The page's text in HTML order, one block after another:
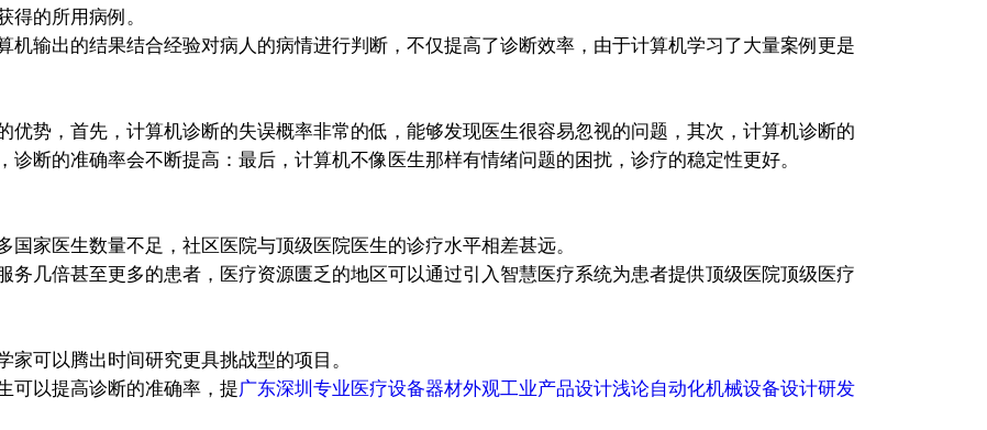
的所用病例。
机输出的结果结合经验对病人的病情进行判断，不仅提高了诊断效率，由于计算机学习了大量案例更是
势，首先，计算机诊断的失误概率非常的低，能够发现医生很容易忽视的问题，其次，计算机诊断的
断的准确率会不断提高：最后，计算机不像医生那样有情绪问题的困扰，诊疗的稳定性更好。
医生数量不足，社区医院与顶级医院医生的诊疗水平相差甚远。
务几倍甚至更多的患者，医疗资源匮乏的地区可以通过引入智慧医疗系统为患者提供顶级医院顶级医疗
可以腾出时间研究更具挑战型的项目。
可以提高诊断的准确率，提广东深圳专业医疗设备器材外观工业产品设计浅论自动化机械设备设计研发